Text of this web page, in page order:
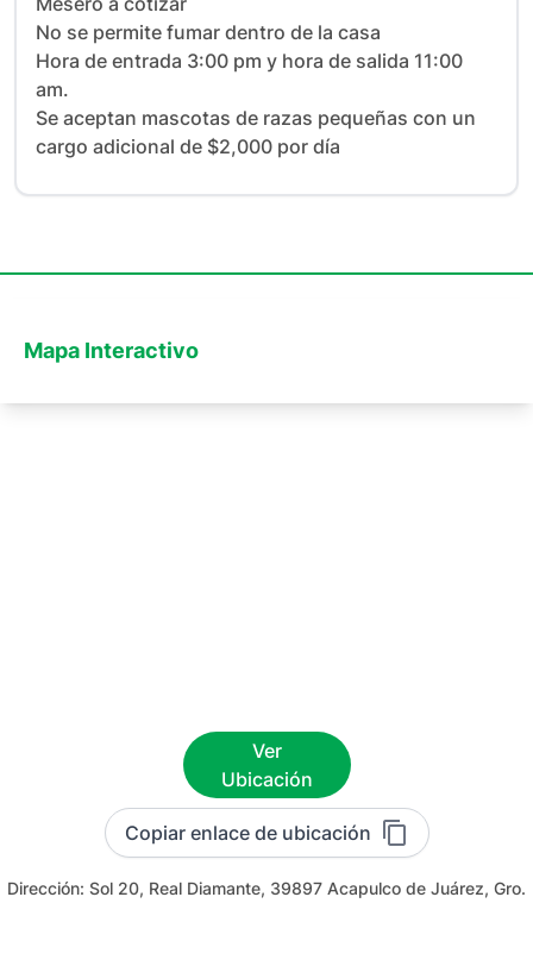
No se permite fumar dentro de la casa
Hora de entrada 3:00 pm y hora de salida 11:00
am.
Se aceptan mascotas de razas pequeñas con un
cargo adicional de $2,000 por día
Mapa Interactivo
Ver
Ubicación
Copiar enlace de ubicación
Dirección: Sol 20, Real Diamante, 39897 Acapulco de Juárez, Gro.